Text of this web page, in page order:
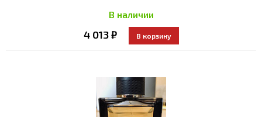
В наличии
4 013 ₽